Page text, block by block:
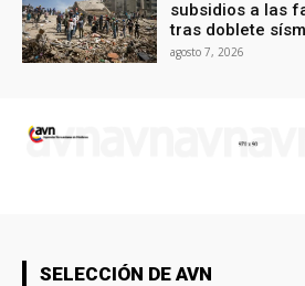
subsidios a las
tras doblete
agosto 7, 2026
SELECCIÓN DE AVN